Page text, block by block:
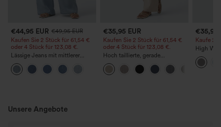
€44,95 EUR €49,95 EUR
Kaufen Sie 2 Stück für 61,54 €
oder 4 Stück für 123,08 €.
Lässige Jeans mit mittlerer
Bundhöhe, Kordelzug und
Taschen
€35,95 EUR
Kaufen Sie 2 Stück für 61,54 €
oder 4 Stück für 123,08 €.
Hoch taillierte, gerade
geschnittene, legere Leinen-
Optik-Hose mit Taschen
€35,95
Kaufe 2,
High
Straight
Unsere Angebote